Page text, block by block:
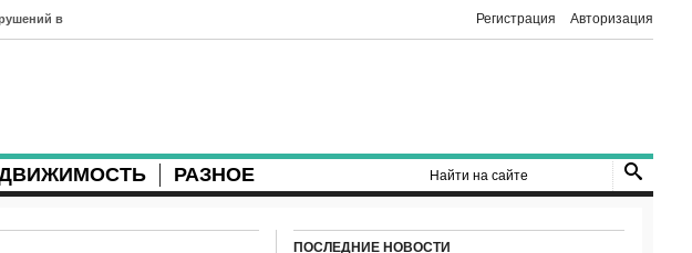
в Регистрация Авторизация
РАЗНОЕ
ПОСЛЕДНИЕ НОВОСТИ